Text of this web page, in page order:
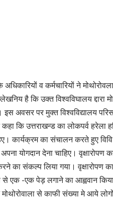
व कर्मचारियों ने
है कि उक्त विश्वविघालय द्दारा
अवसर पर मुक्त विश्वविद्यालय
कि उत्तराखन्ड का लोकपर्व हरेला
कार्यक्रम का संचालन करते हुए
योगदान देना चाहिए।
का संकल्प लिया गया। वृक्षारोपण
एक -एक पेड़ लगाने का आह्ववान
से काफी संख्या मे आये लोगों